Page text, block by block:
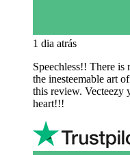
1 dia atrás
Speechless!! There
the inesteemable art
this review. Vecteezy
heart!!!